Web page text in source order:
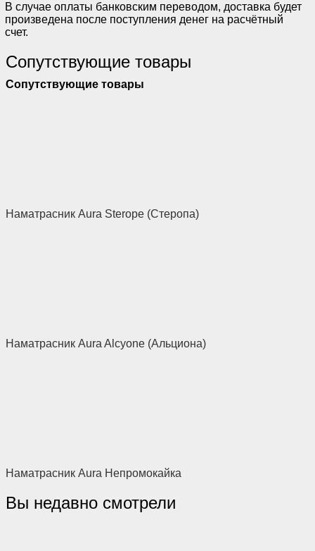
В случае оплаты банковским переводом, доставка будет
произведена после поступления денег на расчётный
счет.
Сопутствующие товары
Сопутствующие товары
Наматрасник Aura Sterope (Стеропа)
Наматрасник Aura Alcyone (Альциона)
Наматрасник Aura Непромокайка
Вы недавно смотрели